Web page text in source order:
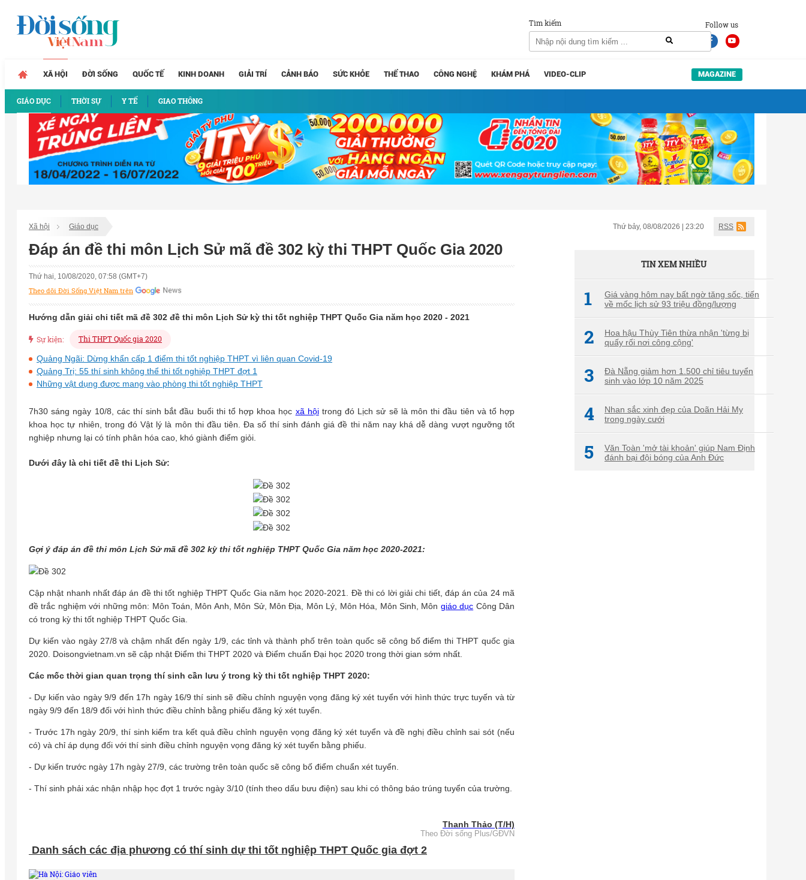
Follow us
Tìm kiếm
XÃ HỘI
GIÁO DỤC THỜI SỰ Y TẾ GIAO THÔNG
ĐỜI SỐNG QUỐC TẾ KINH DOANH GIẢI TRÍ CẢNH BÁO SỨC KHỎE THỂ THAO CÔNG NGHỆ KHÁM PHÁ VIDEO-CLIP MAGAZINE
Xã hội Giáo dục Thứ bảy, 08/08/2026 | 23:20 RSS
Đáp án đề thi môn Lịch Sử mã đề 302 kỳ thi THPT Quốc Gia 2020
Thứ hai, 10/08/2020, 07:58 (GMT+7)
Theo dõi Đời Sống Việt Nam trên
Hướng dẫn giải chi tiết mã đề 302 đề thi môn Lịch Sử kỳ thi tốt nghiệp THPT Quốc Gia năm học 2020 - 2021
Sự kiện: Thi THPT Quốc gia 2020
Quảng Ngãi: Dừng khẩn cấp 1 điểm thi tốt nghiệp THPT vì liên quan Covid-19
Quảng Trị: 55 thí sinh không thể thi tốt nghiệp THPT đợt 1
Những vật dụng được mang vào phòng thi tốt nghiệp THPT
7h30 sáng ngày 10/8, các thí sinh bắt đầu buổi thi tổ hợp khoa học xã hộitrong đó Lịch sử sẽ là môn thi đầu tiên và tổ hợp
khoa học tự nhiên, trong đó Vật lý là môn thi đầu tiên. Đa số thí sinh đánh giá đề thi năm nay khá dễ dàng vượt ngưỡng tốt
nghiệp nhưng lại có tính phân hóa cao, khó giành điểm giỏi.
Dưới đây là chi tiết đề thi Lịch Sử:
Gợi ý đáp án đề thi môn Lịch Sử mã đề 302 kỳ thi tốt nghiệp THPT Quốc Gia năm học 2020-2021:
Cập nhật nhanh nhất đáp án đề thi tốt nghiệp THPT Quốc Gia năm học 2020-2021. Đề thi có lời giải chi tiết, đáp án của 24 mã
đề trắc nghiệm với những môn: Môn Toán, Môn Anh, Môn Sử, Môn Địa, Môn Lý, Môn Hóa, Môn Sinh, Môn giáo dục Công Dân
có trong kỳ thi tốt nghiệp THPT Quốc Gia.
Dự kiến vào ngày 27/8 và chậm nhất đến ngày 1/9, các tỉnh và thành phố trên toàn quốc sẽ công bố điểm thi THPT quốc gia
2020. Doisongvietnam.vn sẽ cập nhật Điểm thi THPT 2020 và Điểm chuẩn Đại học 2020 trong thời gian sớm nhất.
Các mốc thời gian quan trọng thí sinh cần lưu ý trong kỳ thi tốt nghiệp THPT 2020:
- Dự kiến vào ngày 9/9 đến 17h ngày 16/9 thí sinh sẽ điều chỉnh nguyện vọng đăng ký xét tuyển với hình thức trực tuyến và từ
ngày 9/9 đến 18/9 đối với hình thức điều chỉnh bằng phiếu đăng ký xét tuyển.
- Trước 17h ngày 20/9, thí sinh kiểm tra kết quả điều chỉnh nguyện vọng đăng ký xét tuyển và đề nghị điều chỉnh sai sót (nếu
có) và chỉ áp dụng đối với thí sinh điều chỉnh nguyện vọng đăng ký xét tuyển bằng phiếu.
- Dự kiến trước ngày 17h ngày 27/9, các trường trên toàn quốc sẽ công bố điểm chuẩn xét tuyển.
- Thí sinh phải xác nhận nhập học đợt 1 trước ngày 3/10 (tính theo dấu bưu điện) sau khi có thông báo trúng tuyển của trường.
Thanh Thảo (T/H)
Theo Đời sống Plus/GĐVN
Danh sách các địa phương có thí sinh dự thi tốt nghiệp THPT Quốc gia đợt 2
TIN XEM NHIỀU
1
Giá vàng hôm nay bất ngờ tăng sốc, tiến
về mốc lịch sử 93 triệu đồng/lượng
2
Hoa hậu Thùy Tiên thừa nhận 'từng bị
quấy rối nơi công cộng'
3
Đà Nẵng giảm hơn 1.500 chỉ tiêu tuyển
sinh vào lớp 10 năm 2025
4
Nhan sắc xinh đẹp của Doãn Hải My
trong ngày cưới
5
Văn Toàn 'mở tài khoản' giúp Nam Định
đánh bại đội bóng của Anh Đức